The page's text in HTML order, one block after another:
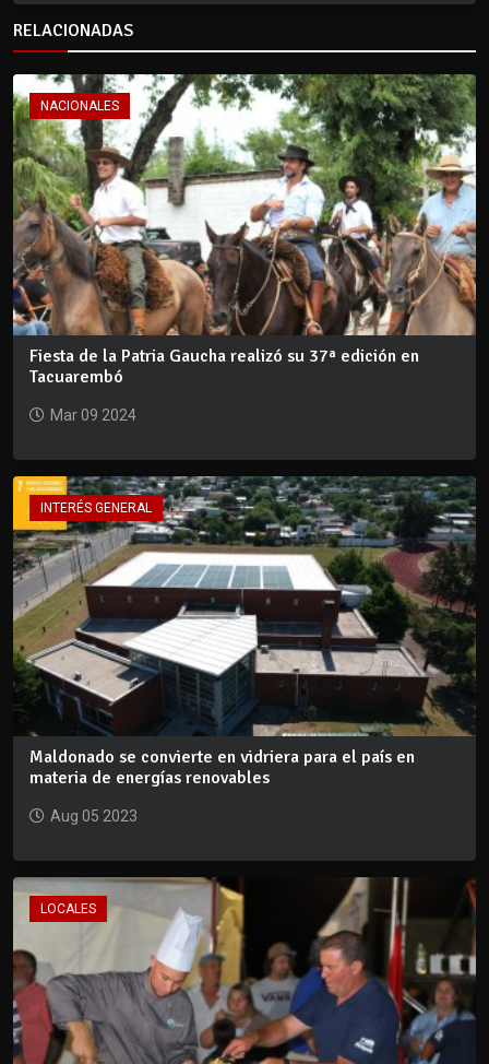
RELACIONADAS
NACIONALES
Fiesta de la Patria Gaucha realizó su 37ª edición en
Tacuarembó
Mar 09 2024
INTERÉS GENERAL
Maldonado se convierte en vidriera para el país en
materia de energías renovables
Aug 05 2023
LOCALES